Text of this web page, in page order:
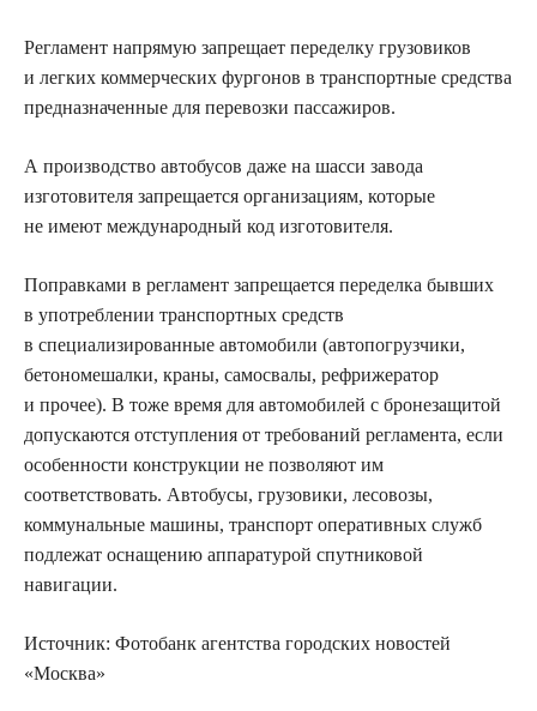
Регламент напрямую запрещает переделку грузовиков
и легких коммерческих фургонов в транспортные средства
предназначенные для перевозки пассажиров.
А производство автобусов даже на шасси завода
изготовителя запрещается организациям, которые
не имеют международный код изготовителя.
Поправками в регламент запрещается переделка бывших
в употреблении транспортных средств
в специализированные автомобили (автопогрузчики,
бетономешалки, краны, самосвалы, рефрижератор
и прочее). В тоже время для автомобилей с бронезащитой
допускаются отступления от требований регламента, если
особенности конструкции не позволяют им
соответствовать. Автобусы, грузовики, лесовозы,
коммунальные машины, транспорт оперативных служб
подлежат оснащению аппаратурой спутниковой
навигации.
Источник: Фотобанк агентства городских новостей
«Москва»